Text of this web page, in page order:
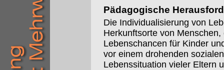
Pädagogische
Die Individualisierung von
Herkunftsorte von
Lebenschancen für Kinder
vor einem drohenden
Lebenssituation vieler Eltern